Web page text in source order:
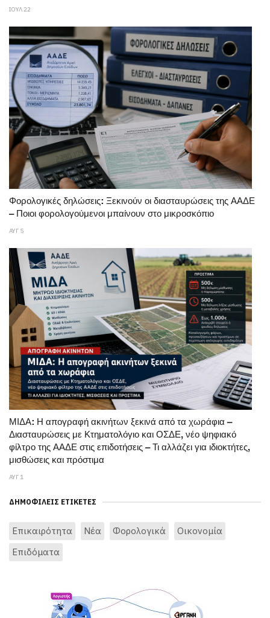
ΙΟΥΛ 22
Φορολογικές δηλώσεις: Ξεκινούν οι διασταυρώσεις της ΑΑΔΕ
– Ποιοι φορολογούμενοι μπαίνουν στο μικροσκόπιο
ΑΥΓ 5
ΜΙΔΑ: Η απογραφή ακινήτων ξεκινά από τα χωράφια –
Διασταυρώσεις με Κτηματολόγιο και ΟΣΔΕ, νέο ψηφιακό
φίλτρο της ΑΑΔΕ στις επιδοτήσεις – Τι αλλάζει για ιδιοκτήτες,
μισθώσεις και πρόστιμα
ΑΥΓ 1
ΔΗΜΟΦΙΛΕΊΣ ΕΤΙΚΈΤΕΣ
Επικαιρότητα Νέα Φορολογικά
Οικονομία
Επιδόματα